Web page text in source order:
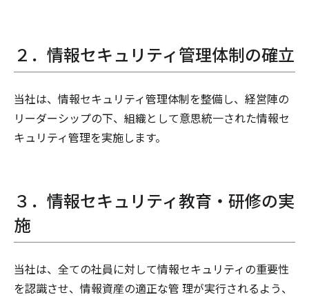
２．情報セキュリティ管理体制の確立
当社は、情報セキュリティ管理体制を整備し、経営陣の
リーダーシップの下、組織として意思統一された情報セ
キュリティ管理を実施します。
３．情報セキュリティ教育・研修の実
施
当社は、全ての社員に対して情報セキュリティの重要性
を認識させ、情報資産の適正な管 理が実行されるよう、